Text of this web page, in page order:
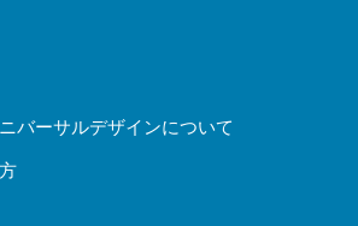
バーサルデザインについて